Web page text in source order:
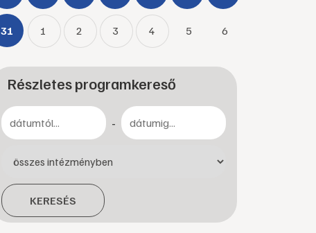
31 1 2 3 4 5 6
Részletes programkereső
-
KERESÉS